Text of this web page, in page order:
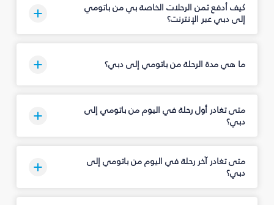
كيف أدفع ثمن الرحلات الخاصة بي من باتومي
إلى دبي عبر الإنترنت؟
ما هي مدة الرحلة من باتومي إلى دبي؟
متى تغادر أول رحلة في اليوم من باتومي إلى
دبي؟
متى تغادر آخر رحلة في اليوم من باتومي إلى
دبي؟